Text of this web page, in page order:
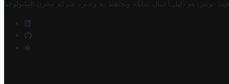
تونس هو دليل أعمال تملكه وتحتفظ به وتديره شركة مخزن التكنولوجيا